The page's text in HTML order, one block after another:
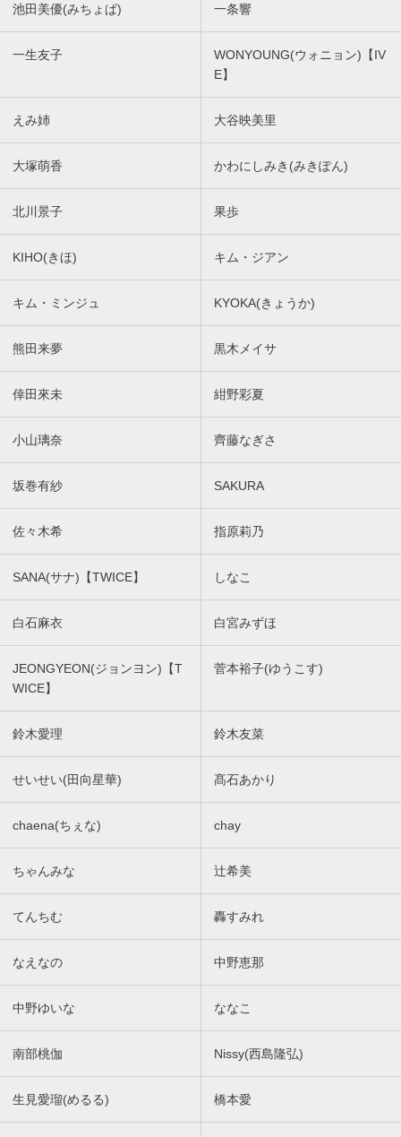
池田美優(みちょぱ) 一条響
一生友子
WONYOUNG(ウォニョン)【IV
E】
えみ姉 大谷映美里
大塚萌香 かわにしみき(みきぽん)
北川景子 果歩
KIHO(きほ) キム・ジアン
キム・ミンジュ KYOKA(きょうか)
熊田来夢 黒木メイサ
倖田來未 紺野彩夏
小山璃奈 齊藤なぎさ
坂巻有紗 SAKURA
佐々木希 指原莉乃
SANA(サナ)【TWICE】 しなこ
白石麻衣 白宮みずほ
JEONGYEON(ジョンヨン)【T
WICE】
菅本裕子(ゆうこす)
鈴木愛理 鈴木友菜
せいせい(田向星華) 髙石あかり
chaena(ちぇな) chay
ちゃんみな 辻希美
てんちむ 轟すみれ
なえなの 中野恵那
中野ゆいな ななこ
南部桃伽 Nissy(西島隆弘)
生見愛瑠(めるる) 橋本愛